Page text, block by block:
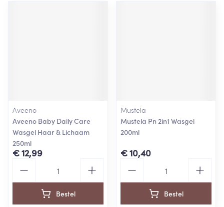
Aveeno
Aveeno Baby Daily Care
Wasgel Haar & Lichaam
250ml
€ 12,99
Bestel
Mustela
Mustela Pn 2in1 Wasgel
200ml
€ 10,40
Bestel